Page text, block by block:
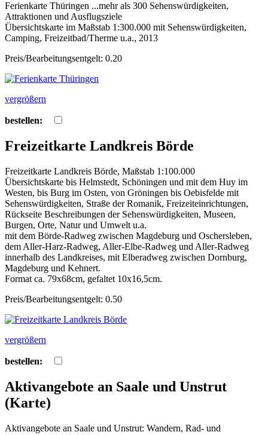
Ferienkarte Thüringen ...mehr als 300 Sehenswürdigkeiten,
Attraktionen und Ausflugsziele
Übersichtskarte im Maßstab 1:300.000 mit Sehenswürdigkeiten,
Camping, Freizeitbad/Therme u.a., 2013
Preis/Bearbeitungsentgelt: 0.20
vergrößern
bestellen:
Freizeitkarte Landkreis Börde
Freizeitkarte Landkreis Börde, Maßstab 1:100.000
Übersichtskarte bis Helmstedt, Schöningen und mit dem Huy im
Westen, bis Burg im Osten, von Gröningen bis Oebisfelde mit
Sehenswürdigkeiten, Straße der Romanik, Freizeiteinrichtungen,
Rückseite Beschreibungen der Sehenswürdigkeiten, Museen,
Burgen, Orte, Natur und Umwelt u.a.
mit dem Börde-Radweg zwischen Magdeburg und Oschersleben,
dem Aller-Harz-Radweg, Aller-Elbe-Radweg und Aller-Radweg
innerhalb des Landkreises, mit Elberadweg zwischen Dornburg,
Magdeburg und Kehnert.
Format ca. 79x68cm, gefaltet 10x16,5cm.
Preis/Bearbeitungsentgelt: 0.50
vergrößern
bestellen:
Aktivangebote an Saale und Unstrut
(Karte)
Aktivangebote an Saale und Unstrut: Wandern, Rad- und